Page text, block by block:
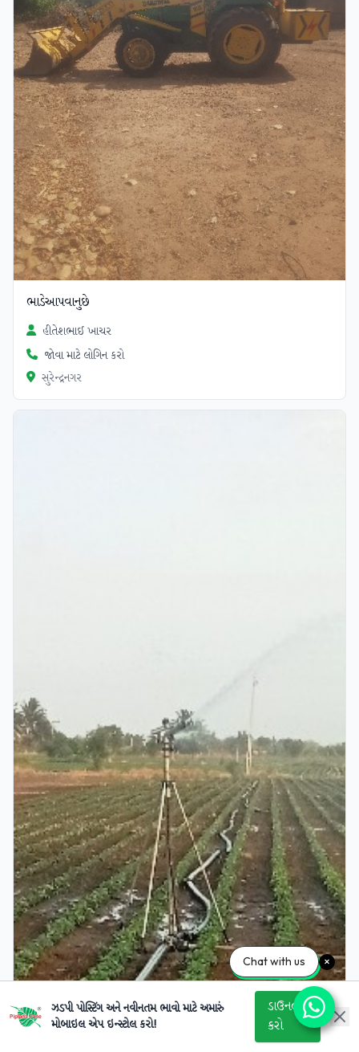
ભાડેઆપવાનુછે
હીતેશભાઈ ખાચર
જોવા માટે લોગિન કરો
સુરેન્દ્રનગર
ઝડપી પોસ્ટિંગ અને નવીનતમ ભાવો માટે અમારું
મોબાઇલ એપ ઇન્સ્ટોલ કરો!
ડાઉનલોડ
કરો
Chat with us